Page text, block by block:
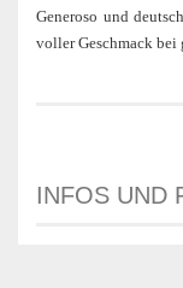
Generoso und
voller Geschmack bei
INFOS UND